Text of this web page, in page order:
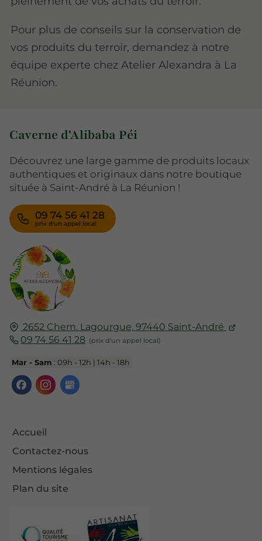
Pour plus de conseils sur la conservation de
vos produits du terroir, demandez à notre
équipe experte chez Atelier Alexandra à La
Réunion.
2652 Chem. Lagourgue, 97440 Saint-André
09 74 56 41 28
Mar - Sam : 09h - 12h | 14h - 18h
Accueil
Contactez-nous
Mentions légales
Plan du site
Caverne d'Alibaba Péi
Découvrez une large gamme de produits locaux
authentiques et originaux dans notre boutique
située à Saint-André à La Réunion !
09 74 56 41 28